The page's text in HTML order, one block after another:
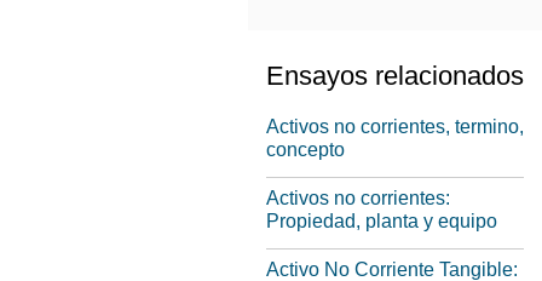
Ensayos relacionados
Activos no corrientes, termino,
concepto
Activos no corrientes:
Propiedad, planta y equipo
Activo No Corriente Tangible: